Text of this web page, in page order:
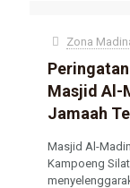
Zona
Masjid Al-
Jamaah
Masjid Al-
Kampoeng